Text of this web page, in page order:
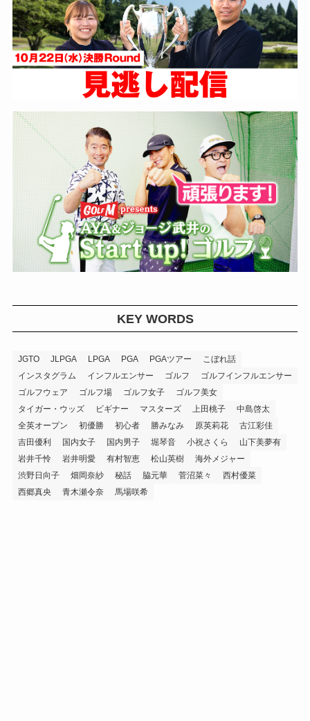
KEY WORDS
JGTO JLPGA LPGA PGA PGAツアー
こぼれ話
インスタグラム
インフルエンサー ゴルフ
ゴルフインフルエンサー
ゴルフウェア
ゴルフ場 ゴルフ女子
ゴルフ美女
タイガー・ウッズ
ビギナー マスターズ 上田桃子
中島啓太
全英オープン
初優勝 初心者 勝みなみ 原英莉花
古江彩佳
吉田優利
国内女子 国内男子 堀琴音 小祝さくら
山下美夢有
岩井千怜
岩井明愛 有村智恵 松山英樹
海外メジャー
渋野日向子
畑岡奈紗 秘話 脇元華 菅沼菜々
西村優菜
西郷真央
青木瀬令奈 馬場咲希